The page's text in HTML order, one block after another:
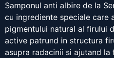
Samponul anti albire de la
cu ingrediente speciale care
pigmentului natural al firului
active patrund in structura
asupra radacinii si ajutand